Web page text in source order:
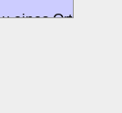
eines Ortes